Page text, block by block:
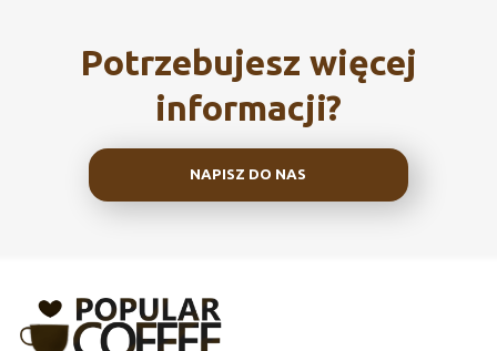
Potrzebujesz więcej
informacji?
NAPISZ DO NAS